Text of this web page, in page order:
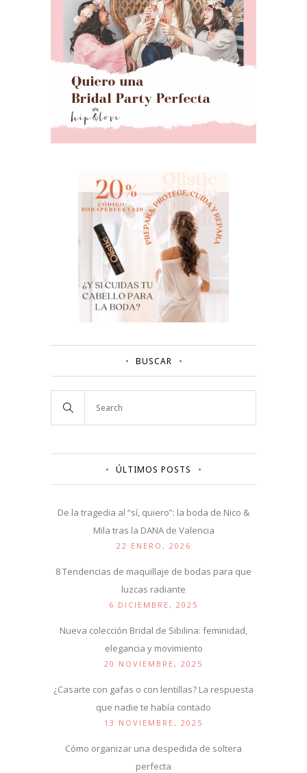
BUSCAR
ÚLTIMOS POSTS
De la tragedia al “sí, quiero”: la boda de Nico &
Mila tras la DANA de Valencia
22 ENERO, 2026
8 Tendencias de maquillaje de bodas para que
luzcas radiante
6 DICIEMBRE, 2025
Nueva colección Bridal de Sibilina: feminidad,
elegancia y movimiento
20 NOVIEMBRE, 2025
¿Casarte con gafas o con lentillas? La respuesta
que nadie te había contado
13 NOVIEMBRE, 2025
Cómo organizar una despedida de soltera
perfecta